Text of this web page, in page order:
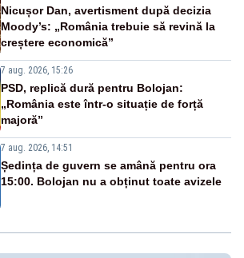
Nicușor Dan, avertisment după decizia
Moody’s: „România trebuie să revină la
creștere economică”
7 aug. 2026, 15:26
PSD, replică dură pentru Bolojan:
„România este într-o situație de forță
majoră”
7 aug. 2026, 14:51
Ședința de guvern se amână pentru ora
15:00. Bolojan nu a obținut toate avizele